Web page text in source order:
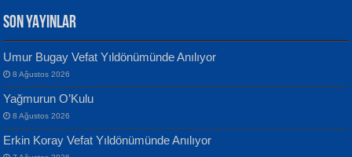
MUSTAFA KELOĞLU
Yarına İz Bırakmak...
Yılmaz Ekinci
Geceye Söylenen...
SON YAYINLAR
Umur Bugay Vefat Yıldönümünde Anılıyor
8 Ağustos 2026
Yağmurun O’Kulu
8 Ağustos 2026
Erkin Koray Vefat Yıldönümünde Anılıyor